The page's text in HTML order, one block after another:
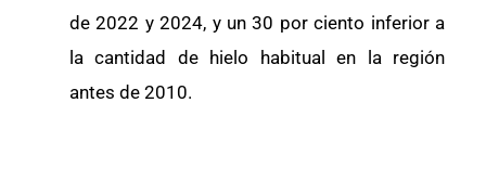
de 2022 y 2024, y un 30 por ciento inferior a
la cantidad de hielo habitual en la región
antes de 2010.